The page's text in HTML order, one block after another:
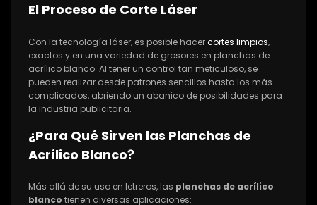
El Proceso de Corte Láser
Con la tecnología láser, es posible hacercortes limpios,
exactos y en una variedad de grosores en planchas de
acrílico blanco. Al tener un control tan meticuloso, se
pueden realizar desde patrones sencillos hasta los más
complicados, abriendo un abanico de posibilidades para
la industria publicitaria.
¿Para Qué Sirven las Planchas de
Acrílico Blanco?
Más allá de su uso en letreros, las planchas de acrílico
blanco tienen diversas aplicaciones: